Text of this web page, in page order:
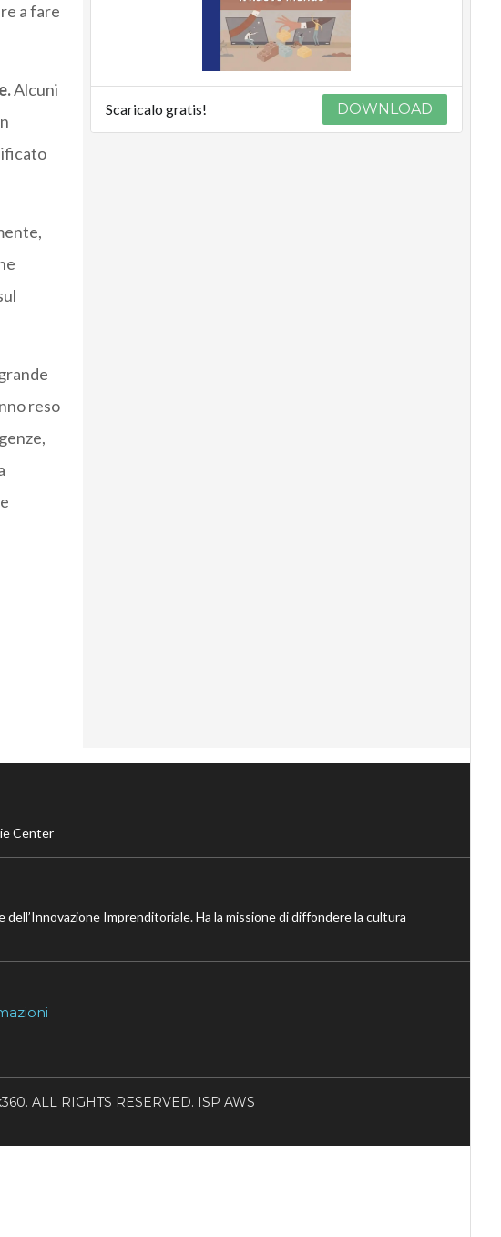
a fare
Alcuni
reso
Scaricalo gratis! DOWNLOAD
Center
Imprenditoriale. Ha la missione di diffondere la cultura
ALL RIGHTS RESERVED. ISP AWS